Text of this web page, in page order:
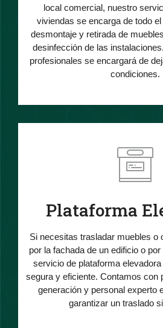
local comercial, nuestro
viviendas se encarga de todo
desmontaje y retirada de
desinfección de las
profesionales se encargará de
condiciones.
Plataforma
Si necesitas trasladar muebles o
por la fachada de un edificio o
servicio de plataforma
segura y eficiente. Contamos con
generación y personal experto
garantizar un traslado